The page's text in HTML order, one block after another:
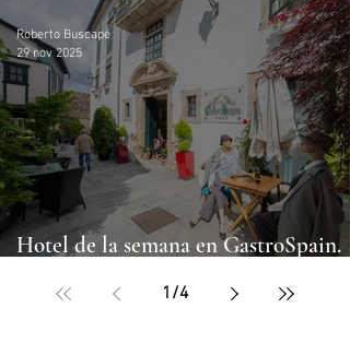
Hotel de la semana en GastroSpain.
Roberto Buscapé
29 nov 2025
1 /4